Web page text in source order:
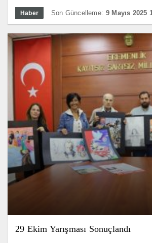
Haber Son Güncelleme: 9 Mayıs 2025
29 Ekim Yarışması Sonuçlandı